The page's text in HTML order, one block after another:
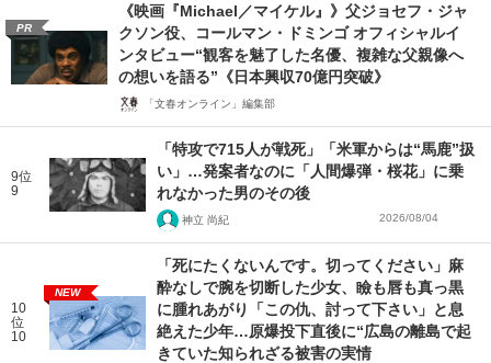
PR
《映画『Michael／マイケル』》父ジョセフ・ジャ
クソン役、コールマン・ドミンゴ オフィシャルイ
ンタビュー“観客を魅了した名優、複雑な父親像へ
の想いを語る”《日本興収70億円突破》
「文春オンライン」編集部
9位
9
「特攻で715人が戦死」「米軍からは“馬鹿”扱
い」…発案者なのに「人間爆弾・桜花」に乗
れなかった男のその後
神立 尚紀 2026/08/04
10
位
10
NEW
「死にたくないんです。切ってください」麻
酔なしで腕を切断した少女、瞼も唇も真っ黒
に腫れあがり「この仇、討って下さい」と息
絶えた少年…原爆投下直後に“広島の離島で起
きていた知られざる被害の実情